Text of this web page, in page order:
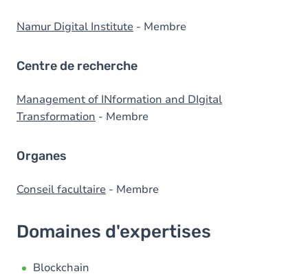
Namur Digital Institute - Membre
Centre de recherche
Management of INformation and DIgital
Transformation - Membre
Organes
Conseil facultaire - Membre
Domaines d'expertises
Blockchain